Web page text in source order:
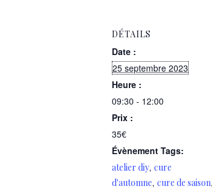
DÉTAILS
Date :
25 septembre 2023
Heure :
09:30 - 12:00
Prix :
35€
Évènement Tags:
atelier diy, cure